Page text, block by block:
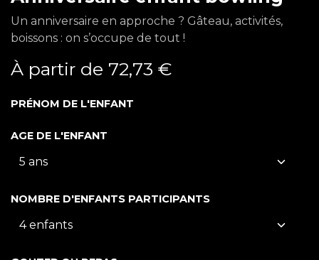
Un anniversaire en approche ? Gâteau, activités,
boissons : on s’occupe de tout !
À partir de 72,73 €
PRÉNOM DE L'ENFANT
AGE DE L'ENFANT
NOMBRE D'ENFANTS PARTICIPANTS